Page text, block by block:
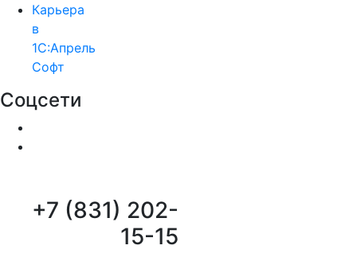
Карьера
в
1С:Апрель
Софт
Соцсети
+7 (831) 202-
15-15